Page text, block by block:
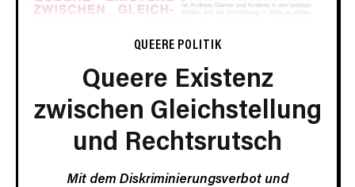
QUEERE POLITIK
Queere Existenz
zwischen Gleichstellung
und Rechtsrutsch
Mit dem Diskriminierungsverbot und